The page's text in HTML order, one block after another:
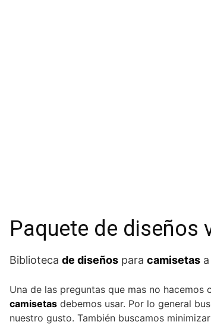
Paquete de diseños
Biblioteca de diseños para camisetas
Una de las preguntas que mas no
camisetas debemos usar. Por lo general
nuestro gusto. También buscamos